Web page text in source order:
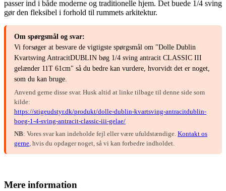
passer ind i både moderne og traditionelle hjem. Det buede 1/4 sving
gør den fleksibel i forhold til rummets arkitektur.
Om spørgsmål og svar:
Vi forsøger at besvare de vigtigste spørgsmål om "Dolle Dublin
Kvartsving AntracitDUBLIN bøg 1/4 sving antracit CLASSIC III
gelænder 11T 61cm" så du bedre kan vurdere, hvorvidt det er noget,
som du kan bruge.
Anvend gerne disse svar. Husk altid at linke tilbage til denne side som
kilde:
https://stigeudstyr.dk/produkt/dolle-dublin-kvartsving-antracitdublin-
boeg-1-4-sving-antracit-classic-iii-gelae/
NB: Vores svar kan indeholde fejl eller være ufuldstændige. Kontakt os
gerne, hvis du opdager noget, så vi kan forbedre indholdet.
Mere information